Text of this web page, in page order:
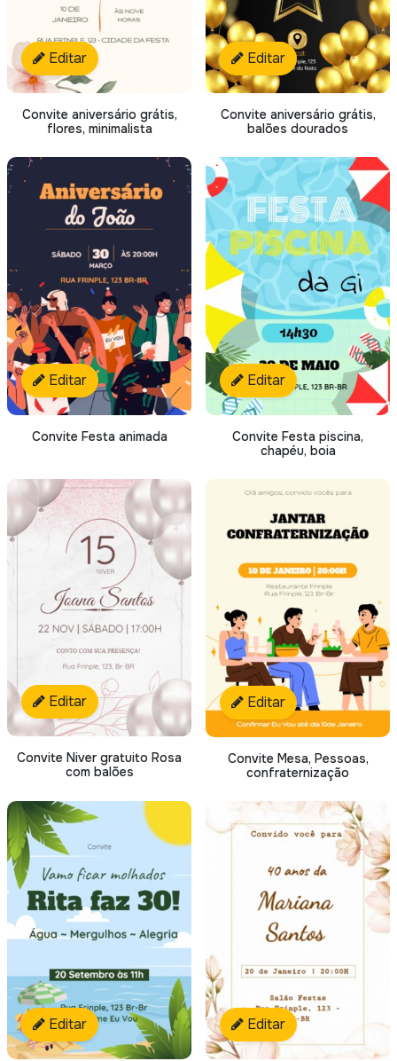
Editar
Convite aniversário grátis,
flores, minimalista
Editar
Convite aniversário grátis,
balões dourados
Editar
Convite Festa animada
Editar
Convite Festa piscina,
chapéu, boia
Editar
Convite Niver gratuito Rosa
com balões
Editar
Convite Mesa, Pessoas,
confraternização
Editar Editar